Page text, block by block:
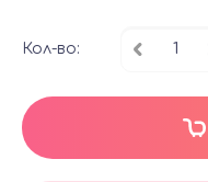
Кол-во: